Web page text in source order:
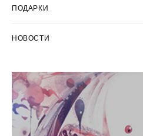
ПОДАРКИ
НОВОСТИ